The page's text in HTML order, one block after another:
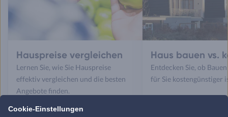
Hauspreise vergleichen
Lernen Sie, wie Sie Hauspreise
effektiv vergleichen und die besten
Angebote finden.
Haus bauen vs.
Entdecken Sie, ob
für Sie kostengünstiger
Cookie-Einstellungen